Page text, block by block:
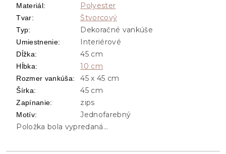
Materiál: Polyester
Tvar: Štvorcový
Typ: Dekoračné vankúše
Umiestnenie: Interiérové
Dĺžka: 45 cm
Hĺbka: 10 cm
Rozmer vankúša: 45 x 45 cm
Šírka: 45 cm
Zapínanie: zips
Motív:
Jednofarebný
Položka bola vypredaná…